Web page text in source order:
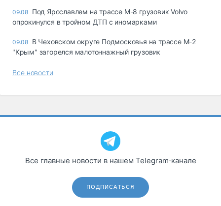
09.08 Под Ярославлем на трассе М-8 грузовик Volvo
опрокинулся в тройном ДТП с иномарками
09.08 В Чеховском округе Подмосковья на трассе М-2
"Крым" загорелся малотоннажный грузовик
Все новости
Все главные новости в нашем Telegram‑канале
ПОДПИСАТЬСЯ